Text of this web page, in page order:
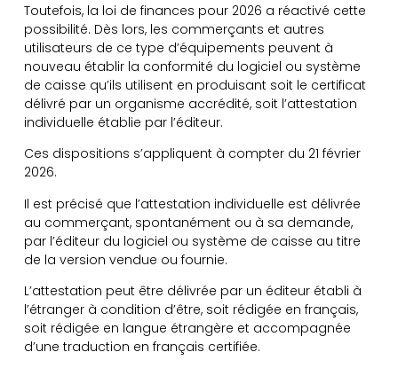
Toutefois, la loi de finances pour 2026 a réactivé cette
possibilité. Dès lors, les commerçants et autres
utilisateurs de ce type d’équipements peuvent à
nouveau établir la conformité du logiciel ou système
de caisse qu’ils utilisent en produisant soit le certificat
délivré par un organisme accrédité, soit l’attestation
individuelle établie par l’éditeur.
Ces dispositions s’appliquent à compter du 21 février
2026.
Il est précisé que l’attestation individuelle est délivrée
au commerçant, spontanément ou à sa demande,
par l’éditeur du logiciel ou système de caisse au titre
de la version vendue ou fournie.
L’attestation peut être délivrée par un éditeur établi à
l’étranger à condition d’être, soit rédigée en français,
soit rédigée en langue étrangère et accompagnée
d’une traduction en français certifiée.